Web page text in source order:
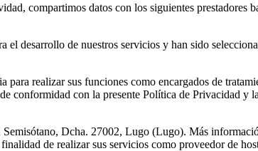
compartimos datos con los siguientes prestadores
el desarrollo de nuestros servicios y han sido
para realizar sus funciones como encargados de
conformidad con la presente Política de Privacidad y
Dcha. 27002, Lugo (Lugo). Más
de realizar sus servicios como proveedor de